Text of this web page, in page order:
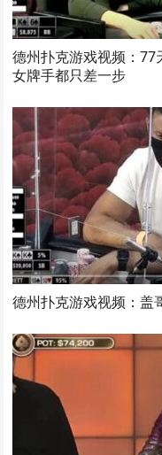
德州扑克游戏视频：77
女牌手都只差一步
德州扑克游戏视频：盖